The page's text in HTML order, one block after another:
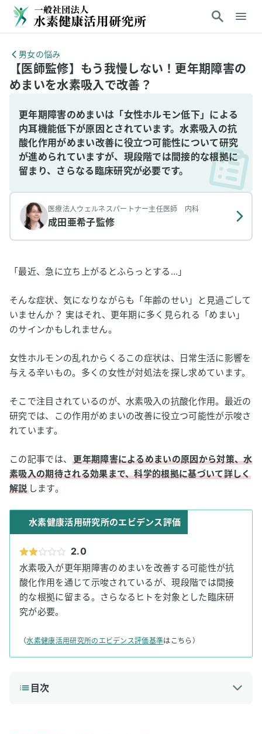
男女の悩み
【医師監修】もう我慢しない！更年期障害の
めまいを水素吸入で改善？
更年期障害のめまいは「女性ホルモン低下」による
内耳機能低下が原因とされています。水素吸入の抗
酸化作用がめまい改善に役立つ可能性について研究
が進められていますが、現段階では間接的な根拠に
留まり、さらなる臨床研究が必要です。
医療法人ウェルネスパートナー主任医師 内科
成田亜希子監修
「最近、急に立ち上がるとふらっとする…」
そんな症状、気になりながらも「年齢のせい」と見過ごして
いませんか？ 実はそれ、更年期に多く見られる「めまい」
のサインかもしれません。
女性ホルモンの乱れからくるこの症状は、日常生活に影響を
与える辛いもの。多くの女性が対処法を探し求めています。
そこで注目されているのが、水素吸入の抗酸化作用。最近の
研究では、この作用がめまいの改善に役立つ可能性が示唆さ
れています。
この記事では、更年期障害によるめまいの原因から対策、水
素吸入の期待される効果まで、科学的根拠に基づいて詳しく
解説します。
水素健康活用研究所のエビデンス評価
2.0
水素吸入が更年期障害のめまいを改善する可能性が抗
酸化作用を通じて示唆されているが、現段階では間接
的な根拠に留まる。さらなるヒトを対象とした臨床研
究が必要。
（水素健康活用研究所のエビデンス評価基準はこちら）
目次